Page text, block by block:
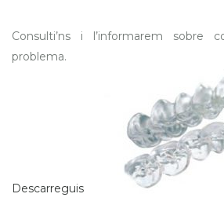
Consulti’ns i l’informarem sobre
problema.
Descarreguis